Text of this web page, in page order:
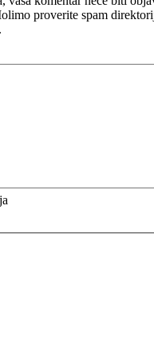
proverite spam